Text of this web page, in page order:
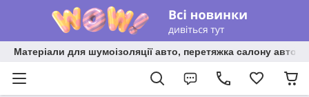
Матеріали для шумоізоляції авто, перетяжка салону авто